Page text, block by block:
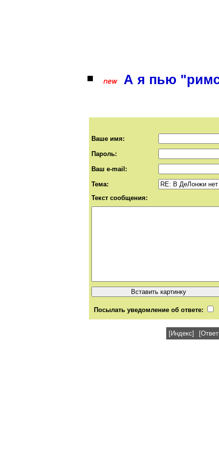
А я пью
Ваше имя:
Пароль:
Ваш e-mail:
Тема:
Текст сообщения:
Посылать уведомление об ответе:
[Индекс]